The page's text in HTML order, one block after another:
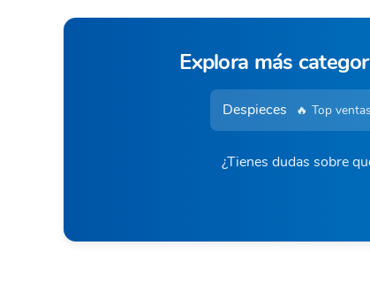
Explora más
Despieces 🔥 Top ventas
¿Tienes dudas sobre